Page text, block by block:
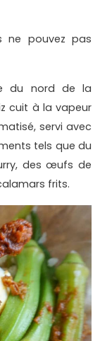
ne pouvez pas
du nord de la
cuit à la vapeur
servi avec
tels que du
des œufs de
frits.